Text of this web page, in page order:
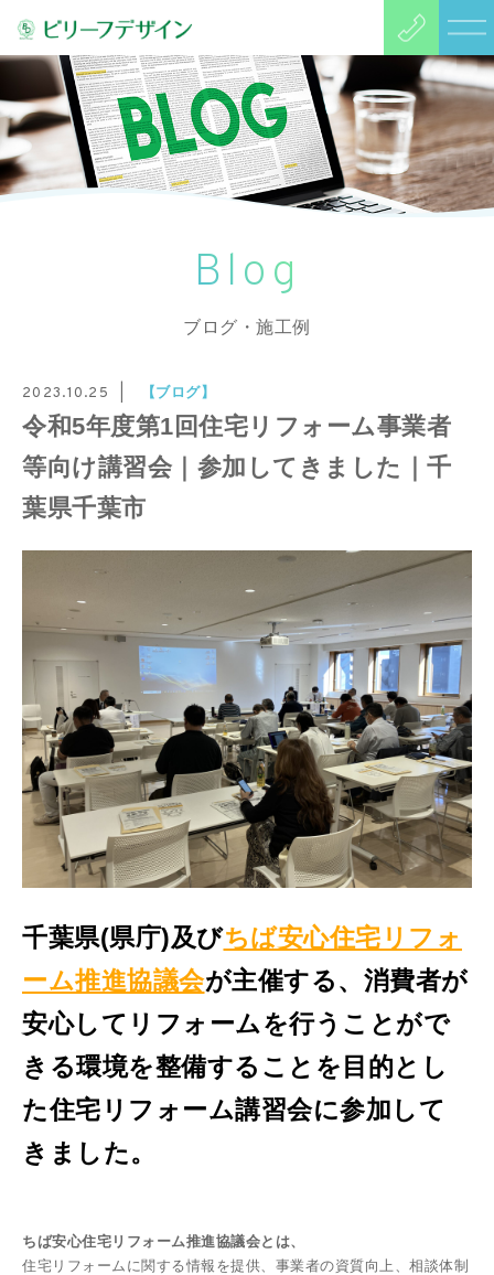
Blog
ブログ・施工例
2023.10.25 【ブログ】
令和5年度第1回住宅リフォーム事業者
等向け講習会｜参加してきました｜千
葉県千葉市
千葉県(県庁)及びちば安心住宅リフォ
ーム推進協議会が主催する、消費者が
安心してリフォームを行うことがで
きる環境を整備することを目的とし
た住宅リフォーム講習会に参加して
きました。
ちば安心住宅リフォーム推進協議会とは、
住宅リフォームに関する情報を提供、事業者の資質向上、相談体制